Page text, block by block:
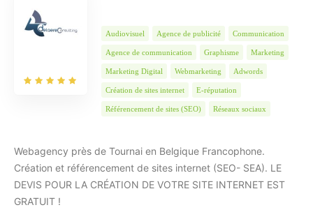
Audiovisuel Agence de publicité Communication
Agence de communication Graphisme Marketing
Marketing Digital Webmarketing Adwords
Création de sites internet E-réputation
Référencement de sites (SEO) Réseaux sociaux
Webagency près de Tournai en Belgique Francophone.
Création et référencement de sites internet (SEO- SEA). LE
DEVIS POUR LA CRÉATION DE VOTRE SITE INTERNET EST
GRATUIT !